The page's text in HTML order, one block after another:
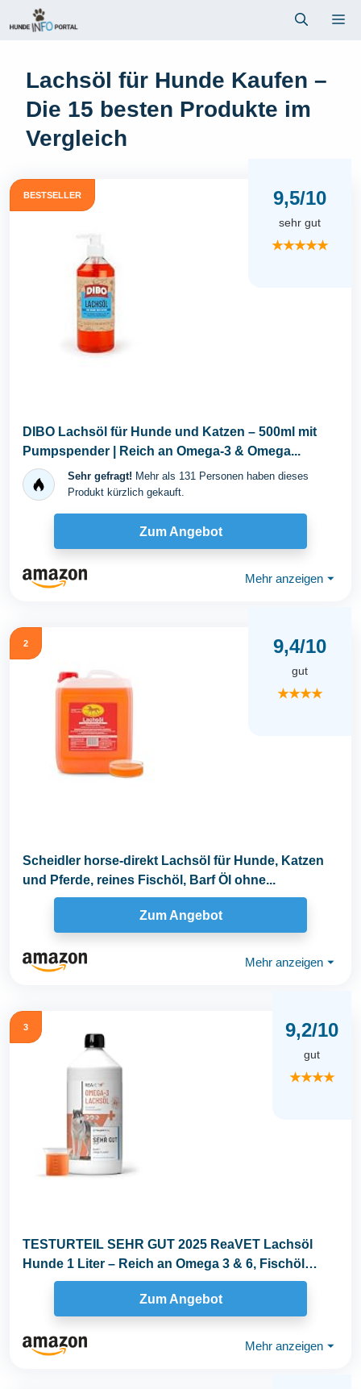
Inhalt
Lachsöl für Hunde Kaufen –
Die 15 besten Produkte im
Vergleich
BESTSELLER 9,5/10
sehr gut
★★★★★
DIBO Lachsöl für Hunde und Katzen – 500ml mit
Pumpspender | Reich an Omega-3 & Omega...
Sehr gefragt! Mehr als 131 Personen haben dieses
Produkt kürzlich gekauft.
Zum Angebot
Mehr anzeigen ⏷
2 9,4/10
gut
★★★★
Scheidler horse-direkt Lachsöl für Hunde, Katzen
und Pferde, reines Fischöl, Barf Öl ohne...
Zum Angebot
Mehr anzeigen ⏷
3 9,2/10
gut
★★★★
TESTURTEIL SEHR GUT 2025 ReaVET Lachsöl
Hunde 1 Liter – Reich an Omega 3 & 6, Fischöl
Hund...
Zum Angebot
Mehr anzeigen ⏷